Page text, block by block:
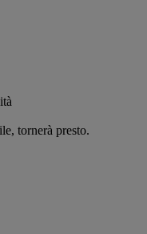
tornerà presto.